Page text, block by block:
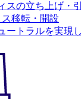
スの立ち上げ・
移転・開設
ートラルを実現